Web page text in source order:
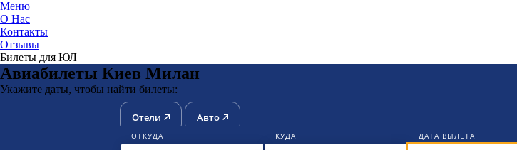
ЮниТикет
Меню
О Нас
Контакты
Отзывы
Билеты для ЮЛ
Авиабилеты Киев Милан
Укажите даты, чтобы найти билеты:
Отели Авто
ОТКУДА КУДА ДАТА ВЫЛЕТА